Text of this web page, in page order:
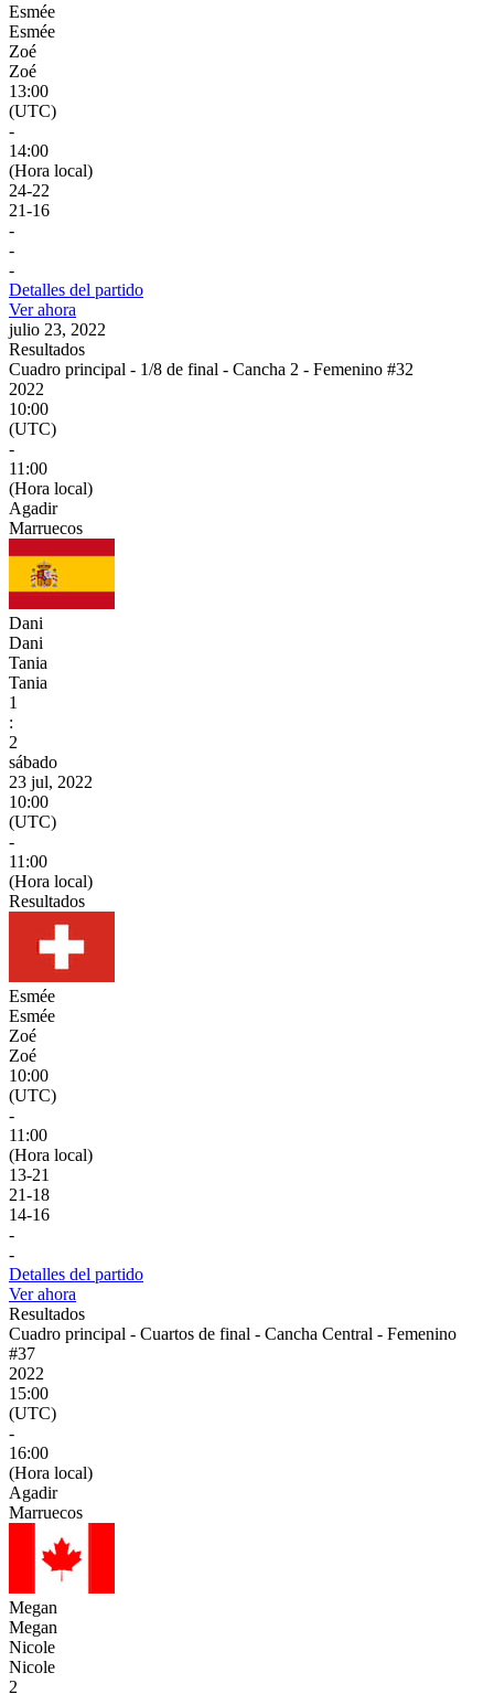
Esmée
Esmée
Zoé
Zoé
13:00
(UTC)
-
14:00
(Hora local)
24-22
21-16
-
-
-
Detalles del partido
Ver ahora
julio 23, 2022
Resultados
Cuadro principal - 1/8 de final - Cancha 2 - Femenino #32
2022
10:00
(UTC)
-
11:00
(Hora local)
Agadir
Marruecos
Dani
Dani
Tania
Tania
1
:
2
sábado
23 jul, 2022
10:00
(UTC)
-
11:00
(Hora local)
Resultados
Esmée
Esmée
Zoé
Zoé
10:00
(UTC)
-
11:00
(Hora local)
13-21
21-18
14-16
-
-
Detalles del partido
Ver ahora
Resultados
Cuadro principal - Cuartos de final - Cancha Central - Femenino
#37
2022
15:00
(UTC)
-
16:00
(Hora local)
Agadir
Marruecos
Megan
Megan
Nicole
Nicole
2